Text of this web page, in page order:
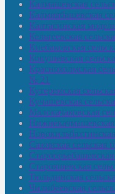
Калмашевская
Калмиябашевская
Калтасинская
Кельтеевская
Киебаковская
Кокушевская
Краснохолмская
№ 21
Кутеремская
Кучашевская
Малокачаковская
Сазовская
Старояшевская
Тюльдинская
Чилибеевская